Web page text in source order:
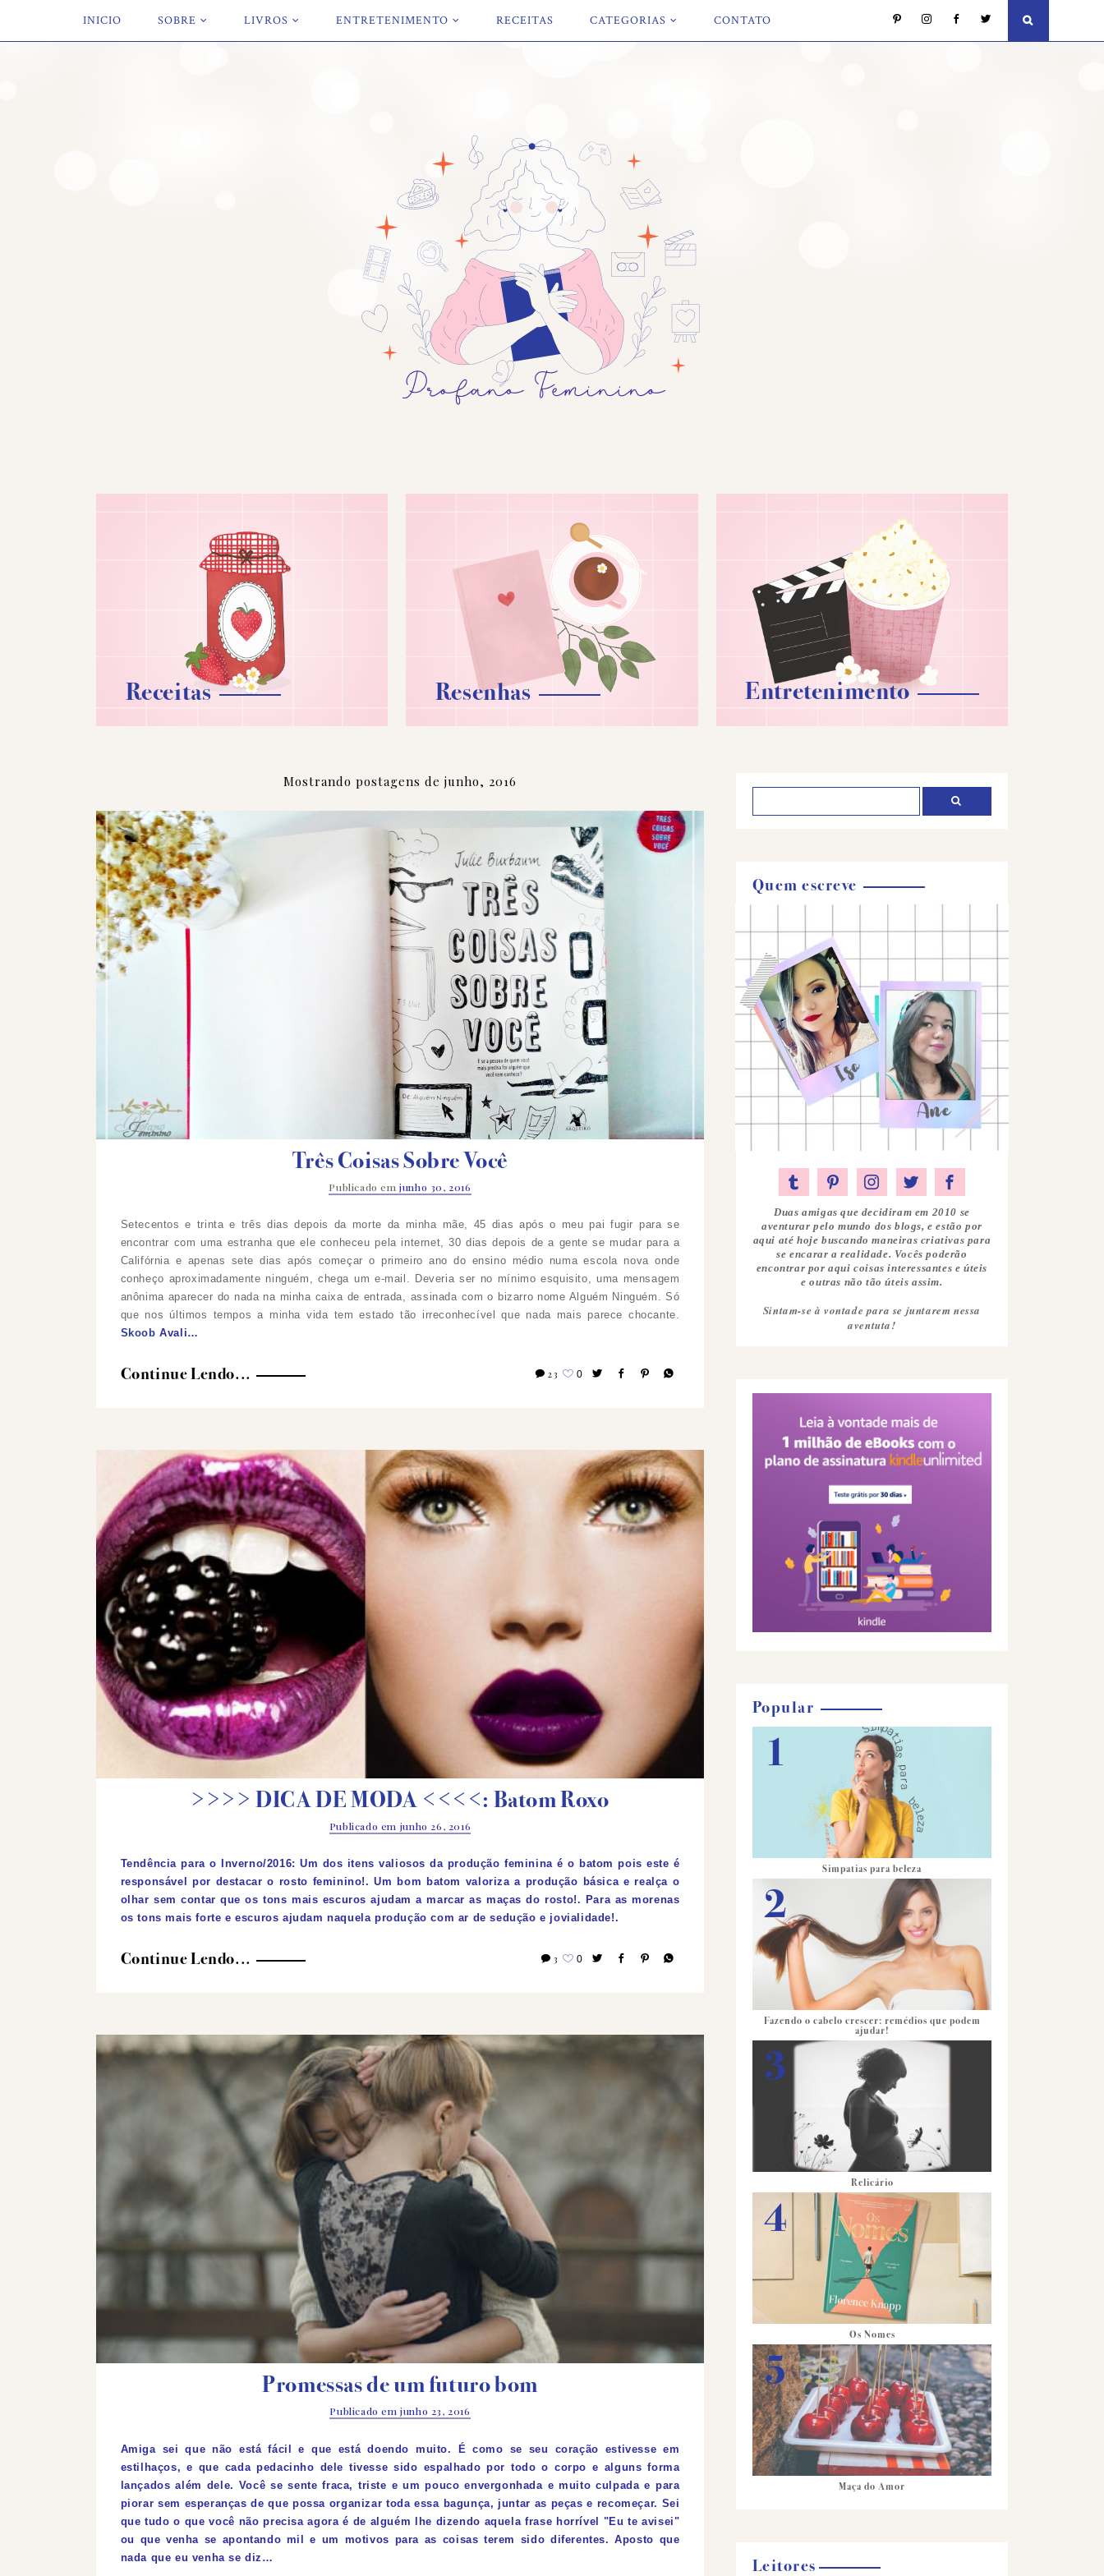
INICIO SOBRE LIVROS ENTRETENIMENTO RECEITAS CATEGORIAS CONTATO
Receitas Resenhas Entretenimento
Mostrando postagens de junho, 2016
Três Coisas Sobre Você
Publicado emjunho 30, 2016
Setecentos e trinta e três dias depois da morte da minha mãe, 45 dias após o meu pai fugir para se
encontrar com uma estranha que ele conheceu pela internet, 30 dias depois de a gente se mudar para a
Califórnia e apenas sete dias após começar o primeiro ano do ensino médio numa escola nova onde
conheço aproximadamente ninguém, chega um e-mail. Deveria ser no mínimo esquisito, uma mensagem
anônima aparecer do nada na minha caixa de entrada, assinada com o bizarro nome Alguém Ninguém. Só
que nos últimos tempos a minha vida tem estado tão irreconhecível que nada mais parece chocante.
Skoob Avali…
Continue Lendo... 23 0
>>>> DICA DE MODA <<<<: Batom Roxo
Publicado em junho 26, 2016
Tendência para o Inverno/2016: Um dos itens valiosos da produção feminina é o batom pois este é
responsável por destacar o rosto feminino!. Um bom batom valoriza a produção básica e realça o
olhar sem contar que os tons mais escuros ajudam a marcar as maças do rosto!. Para as morenas
os tons mais forte e escuros ajudam naquela produção com ar de sedução e jovialidade!.
Continue Lendo... 3 0
Promessas de um futuro bom
Publicado emjunho 23, 2016
Amiga sei que não está fácil e que está doendo muito. É como se seu coração estivesse em
estilhaços, e que cada pedacinho dele tivesse sido espalhado por todo o corpo e alguns forma
lançados além dele. Você se sente fraca, triste e um pouco envergonhada e muito culpada e para
piorar sem esperanças de que possa organizar toda essa bagunça, juntar as peças e recomeçar. Sei
que tudo o que você não precisa agora é de alguém lhe dizendo aquela frase horrível "Eu te avisei"
ou que venha se apontando mil e um motivos para as coisas terem sido diferentes. Aposto que
nada que eu venha se diz…
Quem escreve
Duas amigas que decidiram em 2010 se
aventurar pelo mundo dos blogs, e estão por
aqui até hoje buscando maneiras criativas para
se encarar a realidade. Vocês poderão
encontrar por aqui coisas interessantes e úteis
e outras não tão úteis assim.
Sintam-se à vontade para se juntarem nessa
aventuta!
Popular
Simpatias para beleza
Fazendo o cabelo crescer: remédios que podem
ajudar!
Relicário
Os Nomes
Maça do Amor
Leitores